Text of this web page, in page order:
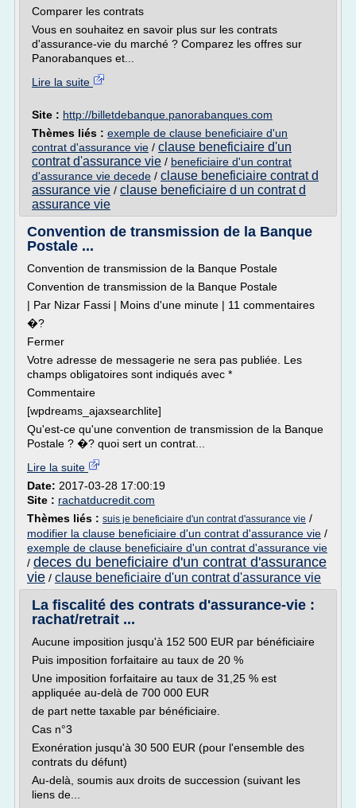
Comparer les contrats
Vous en souhaitez en savoir plus sur les contrats
d'assurance-vie du marché ? Comparez les offres sur
Panorabanques et...
Lire la suite
Site : http://billetdebanque.panorabanques.com
Thèmes liés : exemple de clause beneficiaire d'un
contrat d'assurance vie / clause beneficiaire d'un
contrat d'assurance vie / beneficiaire d'un contrat
d'assurance vie decede / clause beneficiaire contrat d
assurance vie / clause beneficiaire d un contrat d
assurance vie
Convention de transmission de la Banque
Postale ...
Convention de transmission de la Banque Postale
Convention de transmission de la Banque Postale
| Par Nizar Fassi | Moins d'une minute | 11 commentaires
�?
Fermer
Votre adresse de messagerie ne sera pas publiée. Les
champs obligatoires sont indiqués avec *
Commentaire
[wpdreams_ajaxsearchlite]
Qu'est-ce qu'une convention de transmission de la Banque
Postale ? �? quoi sert un contrat...
Lire la suite
Date: 2017-03-28 17:00:19
Site : rachatducredit.com
Thèmes liés : suis je beneficiaire d'un contrat d'assurance vie /
modifier la clause beneficiaire d'un contrat d'assurance vie /
exemple de clause beneficiaire d'un contrat d'assurance vie
/ deces du beneficiaire d'un contrat d'assurance
vie / clause beneficiaire d'un contrat d'assurance vie
La fiscalité des contrats d'assurance-vie :
rachat/retrait ...
Aucune imposition jusqu'à 152 500 EUR par bénéficiaire
Puis imposition forfaitaire au taux de 20 %
Une imposition forfaitaire au taux de 31,25 % est
appliquée au-delà de 700 000 EUR
de part nette taxable par bénéficiaire.
Cas n°3
Exonération jusqu'à 30 500 EUR (pour l'ensemble des
contrats du défunt)
Au-delà, soumis aux droits de succession (suivant les
liens de...